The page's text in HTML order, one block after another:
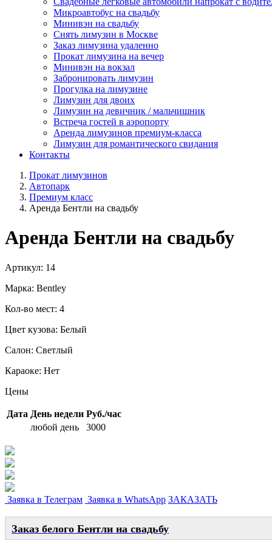
Микроавтобус на свадьбу
Минивэн на свадьбу
Снять лимузин в Москве
Заказ лимузина удаленно
Прокат лимузина на вечер
Минивэн на вокзал
Забронировать лимузин
Прогулка на лимузине
Лимузин для двоих
Лимузин на девичник / мальчишник
Встреча гостей в аэропорту
Аренда лимузинов премиум-класса
Лимузин для романтического свидания
Контакты
Прокат лимузинов
Автопарк
Премиум класс
Аренда Бентли на свадьбу
Аренда Бентли на свадьбу
Артикул: 14
Марка: Bentley
Кол-во мест: 4
Цвет кузова: Белый
Салон: Светлый
Караоке: Нет
Цены
Дата День недели Руб./час
любой день
3000
Заявка в Телеграм Заявка в WhatsApp ЗАКАЗАТЬ
Заказ белого Бентли на свадьбу